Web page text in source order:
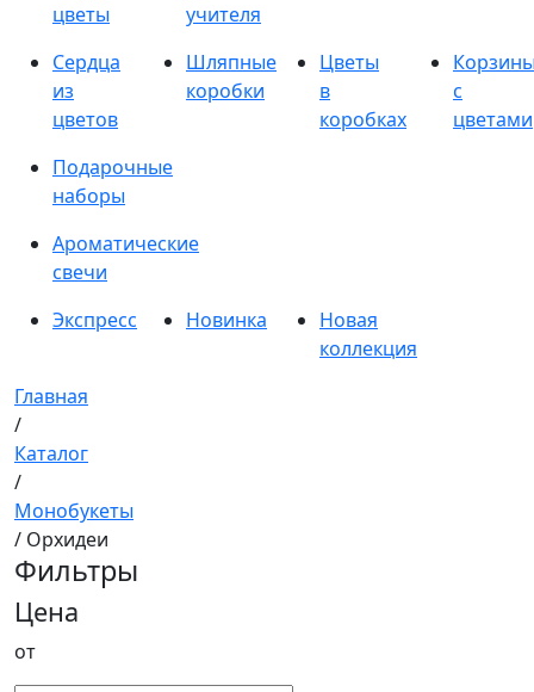
цветы
учителя
Сердца
из
цветов
Шляпные
коробки
Цветы
в
коробках
с
цветами
Подарочные
наборы
Ароматические
свечи
Экспресс
Новинка
Новая
коллекция
Главная
/
Каталог
/
Монобукеты
/ Орхидеи
Фильтры
Цена
от